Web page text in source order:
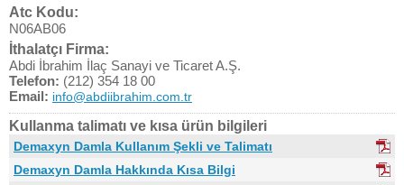
Atc Kodu:
N06AB06
İthalatçı Firma:
Abdi İbrahim İlaç Sanayi ve Ticaret A.Ş.
Telefon: (212) 354 18 00
Email: info@abdiibrahim.com.tr
Kullanma talimatı ve kısa ürün bilgileri
Demaxyn Damla Kullanım Şekli ve Talimatı
Demaxyn Damla Hakkında Kısa Bilgi